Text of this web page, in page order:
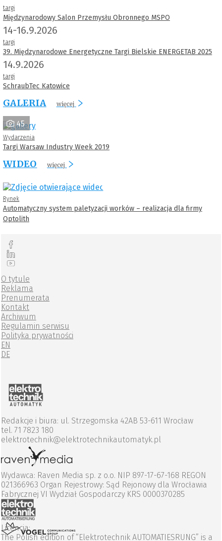
targi
Międzynarodowy Salon Przemysłu Obronnego MSPO
14-16.9.2026
targi
39. Międzynarodowe Energetyczne Targi Bielskie ENERGETAB 2025
14.9.2026
targi
SchraubTec Katowice
GALERIA więcej
45
Wydarzenia
Targi Warsaw Industry Week 2019
WIDEO więcej
Rynek
Automatyczny system paletyzacji worków – realizacja dla firmy
Optolith
O tytule
Reklama
Prenumerata
Kontakt
Archiwum
Regulamin serwisu
Polityka prywatności
EN
DE
Redakcje i biura: ul. Strzegomska 42AB 53-611 Wrocław
tel. 71 7823 180
elektrotechnik@elektrotechnikautomatyk.pl
Wydawca: Raven Media sp. z o.o. NIP 897-17-67-168 REGON
021366963 Organ Rejestrowy: Sąd Rejonowy dla Wrocławia
Fabrycznej VI Wydział Gospodarczy KRS 0000370285
Licencja:
The Polish edition of “Elektrotechnik AUTOMATIESRUNG” is a